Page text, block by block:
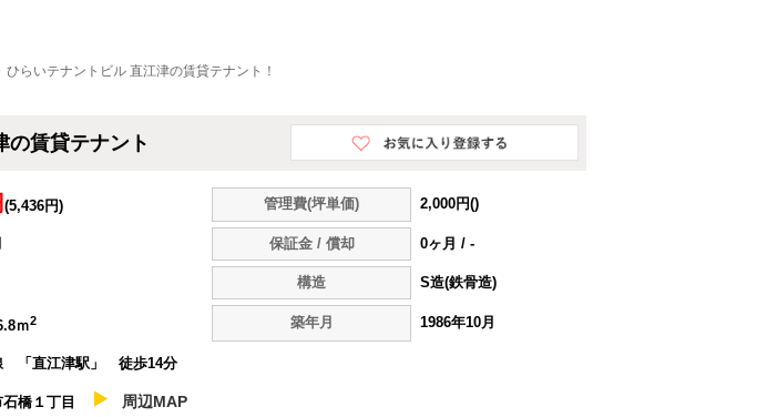
ひらいテナントビル 直江津の賃貸テナント！
の賃貸テナント
(5,436円) 管理費(坪単価) 2,000円()
保証金 / 償却 0ヶ月 / -
構造 S造(鉄骨造)
ｍ2 築年月 1986年10月
「直江津駅」 徒歩14分
石橋１丁目 周辺MAP